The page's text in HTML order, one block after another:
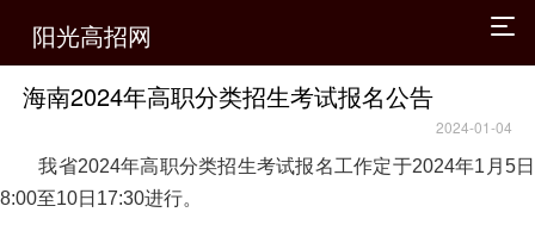
阳光高招网
海南2024年高职分类招生考试报名公告
2024-01-04
我省2024年高职分类招生考试报名工作定于2024年1月5日
8:00至10日17:30进行。